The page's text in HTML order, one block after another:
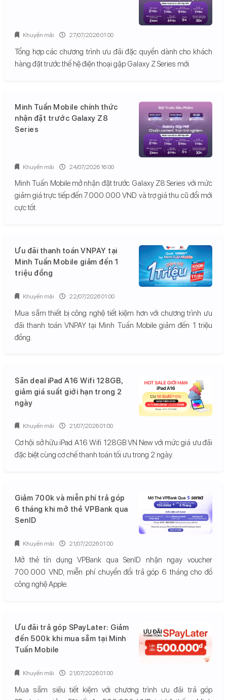
Tổng hợp các chương trình ưu đãi đặc quyền dành cho khách
hàng đặt trước thế hệ điện thoại gập Galaxy Z Series mới.
Khuyến mãi 27/07/2026 01:00
Minh Tuấn Mobile chính thức
nhận đặt trước Galaxy Z8
Series
Minh Tuấn Mobile mở nhận đặt trước Galaxy Z8 Series với mức
giảm giá trực tiếp đến 7.000.000 VND và trợ giá thu cũ đổi mới
cực tốt.
Khuyến mãi 24/07/2026 16:00
Ưu đãi thanh toán VNPAY tại
Minh Tuấn Mobile giảm đến 1
triệu đồng
Mua sắm thiết bị công nghệ tiết kiệm hơn với chương trình ưu
đãi thanh toán VNPAY tại Minh Tuấn Mobile giảm đến 1 triệu
đồng.
Khuyến mãi 22/07/2026 01:00
Săn deal iPad A16 Wifi 128GB,
giảm giá suất giới hạn trong 2
ngày
Cơ hội sở hữu iPad A16 Wifi 128GB VN New với mức giá ưu đãi
đặc biệt cùng cơ chế thanh toán tối ưu trong 2 ngày.
Khuyến mãi 21/07/2026 01:00
Giảm 700k và miễn phí trả góp
6 tháng khi mở thẻ VPBank qua
SenID
Mở thẻ tín dụng VPBank qua SenID nhận ngay voucher
700.000 VND, miễn phí chuyển đổi trả góp 6 tháng cho đồ
công nghệ Apple.
Khuyến mãi 21/07/2026 01:00
Ưu đãi trả góp SPayLater: Giảm
đến 500k khi mua sắm tại Minh
Tuấn Mobile
Mua sắm siêu tiết kiệm với chương trình ưu đãi trả góp
Khuyến mãi 21/07/2026 01:00